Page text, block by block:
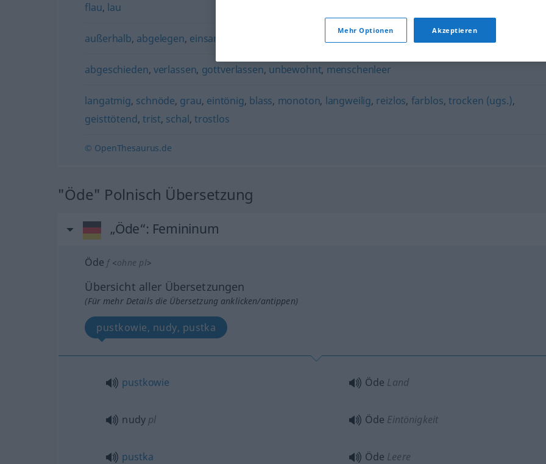
flau, lau
außerhalb, abgelegen, einsam menschenleer ,entlegen (Hauptform)
abgeschieden, verlassen, gottverlassen, unbewohnt, menschenleer
langatmig, schnöde, grau, eintönig, blass, monoton, langweilig, reizlos, farblos, trocken (ugs.),
geisttötend, trist, schal, trostlos
© OpenThesaurus.de
"Öde" Polnisch Übersetzung
„Öde“: Femininum
Öde f <ohne pl>
Übersicht aller Übersetzungen
(Für mehr Details die Übersetzung anklicken/antippen)
pustkowie, nudy, pustka
pustkowie Öde Land
nudypl Öde Eintönigkeit
pustka Öde Leere
Mehr Optionen Akzeptieren